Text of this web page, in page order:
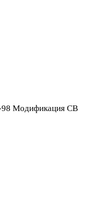
98 Модификация СВ